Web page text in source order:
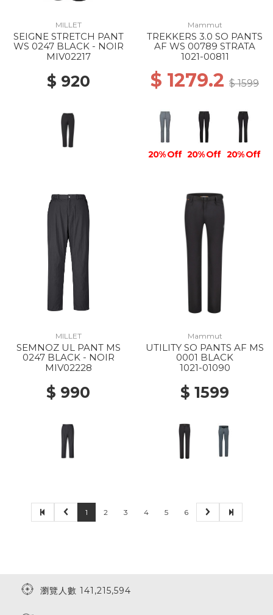
MILLET
SEIGNE STRETCH PANT
WS 0247 BLACK - NOIR
MIV02217
$ 920
Mammut
TREKKERS 3.0 SO PANTS
AF WS 00789 STRATA
1021-00811
$ 1279.2 $ 1599
20% Off 20% Off 20% Off
MILLET
SEMNOZ UL PANT MS
0247 BLACK - NOIR
MIV02228
$ 990
Mammut
UTILITY SO PANTS AF MS
0001 BLACK
1021-01090
$ 1599
1 2 3 4 5 6
瀏覽人數 141,215,594